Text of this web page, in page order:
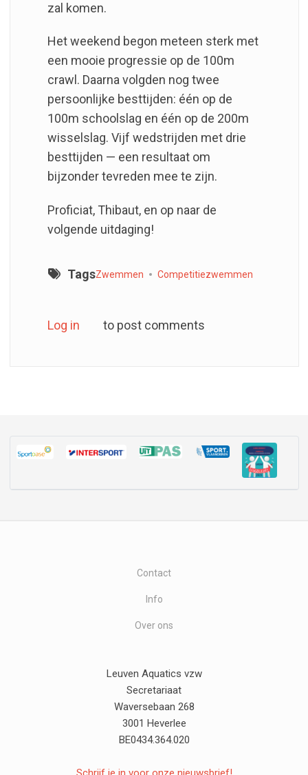
zal komen.
Het weekend begon meteen sterk met
een mooie progressie op de 100m
crawl. Daarna volgden nog twee
persoonlijke besttijden: één op de
100m schoolslag en één op de 200m
wisselslag. Vijf wedstrijden met drie
besttijden — een resultaat om
bijzonder tevreden mee te zijn.
Proficiat, Thibaut, en op naar de
volgende uitdaging!
TagsZwemmen Competitiezwemmen
Log in to post comments
Contact
Info
Over ons
Leuven Aquatics vzw
Secretariaat
Waversebaan 268
3001 Heverlee
BE0434.364.020